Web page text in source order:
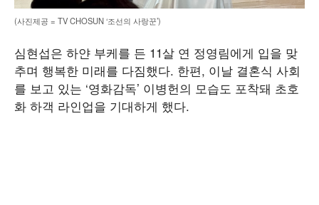
(사진제공 = TV CHOSUN ‘조선의 사랑꾼’)
심현섭은 하얀 부케를 든 11살 연 정영림에게 입을 맞
추며 행복한 미래를 다짐했다. 한편, 이날 결혼식 사회
를 보고 있는 ‘영화감독’ 이병헌의 모습도 포착돼 초호
화 하객 라인업을 기대하게 했다.